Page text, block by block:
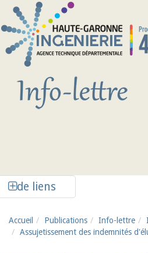
Aller au contenu principal
de liens
Accueil Publications Info-lettre
Assujetissement des indemnités